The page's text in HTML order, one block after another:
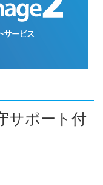
サポート付